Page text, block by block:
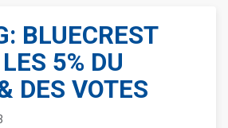
BLUECREST
5% DU
DES VOTES